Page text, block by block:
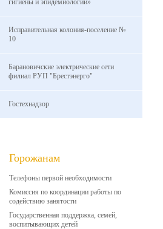
гигиены и эпидемиологии»
Исправительная колония-поселение №
10
Барановичские электрические сети
филиал РУП "Брестэнерго"
Гостехнадзор
Горожанам
Телефоны первой необходимости
Комиссия по координации работы по
содействию занятости
Государственная поддержка, семей,
воспитывающих детей